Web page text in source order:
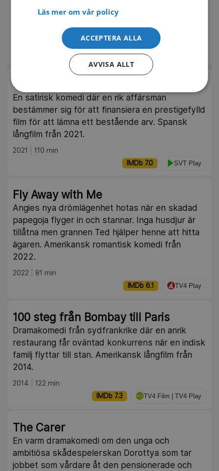
att lära sig allt. Romantisk dramakomedi från
IMDb 6.2
Official Competition
En satirisk komedi där en rik affärsman
bestämmer sig för att finansiera en prestigefylld
film för att lämna ett bestående arv. Spansk
långfilm från 2021.
2021 110 min
IMDb 7.0 SVT Play
Fly Away with Me
Angies nya drömlägenhet hotas när en skadad
papegoja flyger in och stannar. Inga husdjur är
tillåtna men grannen Ted hjälper henne att hitta
ägaren. Amerikansk romantisk komedi från
2022.
2022 81 min
IMDb 6.1 TV4 Play
100 steg från Bombay till Paris
Dramakomedi från sydfrankrike där en anrik
restaurang får oväntad konkurrens när en indisk
familj flyttar till stan. Amerikansk långfilm från
2014.
2014 122 min
IMDb 7.3 TV4 Film | TV4 Play
The Carer
En varm dramakomedi om den unga och
ambitiösa skådespelerskan Dorottya som tar
jobbet som vårdare åt den pensionerade och
Läs mer om vår policy
ACCEPTERA ALLA
AVVISA ALLT